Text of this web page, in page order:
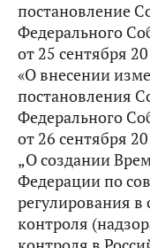
постановление
Федерального
от 25 сентября
«О внесении
постановления
Федерального
от 26 сентября
„О создании
Федерации по
регулирования в
контроля